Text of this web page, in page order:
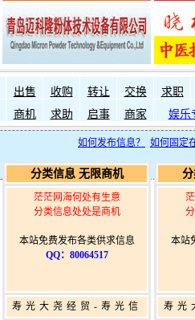
出售 收购 转让 交换
求职
商机 求助 启事 商家 娱乐
如何发布信息？ 如何固定
分类信息 无限商机
茫茫网海何处有生意
分类信息处处是商机
本站免费发布各类供求信息
QQ：80064517
寿光大尧经贸-寿光信
本站
寿光